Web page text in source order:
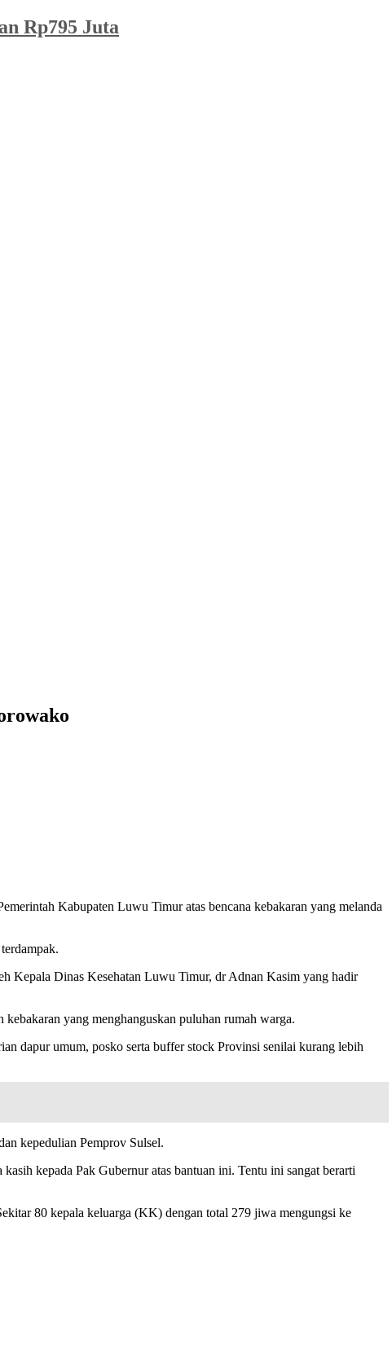
Rp795 Juta
Kabupaten Luwu Timur atas bencana kebakaran yang melanda
Kepala Dinas Kesehatan Luwu Timur, dr Adnan Kasim yang hadir
yang menghanguskan puluhan rumah warga.
dapur umum, posko serta buffer stock Provinsi senilai kurang lebih
kepedulian Pemprov Sulsel.
kepada Pak Gubernur atas bantuan ini. Tentu ini sangat berarti
80 kepala keluarga (KK) dengan total 279 jiwa mengungsi ke